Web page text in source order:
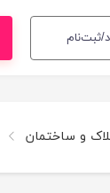
ثبت‌نام
و ساختمان